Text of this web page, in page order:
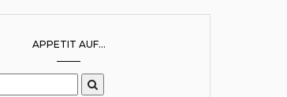
APPETIT AUF...